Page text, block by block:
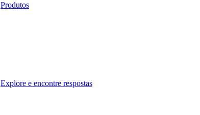
Produtos
Explore e encontre respostas